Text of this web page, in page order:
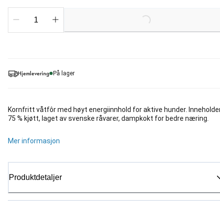
Hjemlevering På lager
Kornfritt våtfôr med høyt energiinnhold for aktive hunder.
75 % kjøtt, laget av svenske råvarer, dampkokt for bedre næring.
Mer informasjon
Produktdetaljer